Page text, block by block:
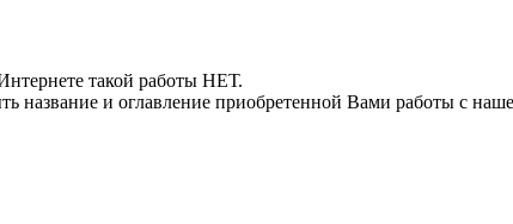
такой работы НЕТ.
и оглавление приобретенной Вами работы с